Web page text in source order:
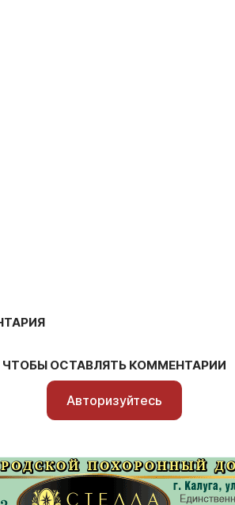
ЧТОБЫ ОСТАВЛЯТЬ КОММЕНТАРИИ
Авторизуйтесь